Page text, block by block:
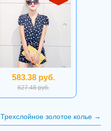
583.38 руб.
627.48 руб.
Трехслойное золотое колье →